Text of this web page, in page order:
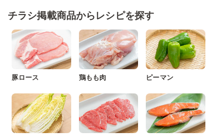
チラシ掲載商品からレシピを探す
豚ロース 鶏もも肉 ピーマン